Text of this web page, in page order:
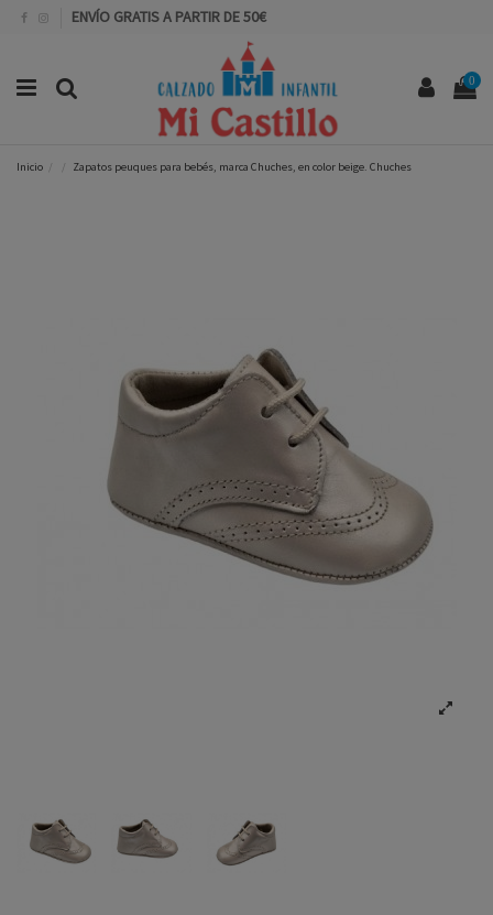
ENVÍO GRATIS A PARTIR DE 50€
0
Inicio Zapatos peuques para bebés, marca Chuches, en color beige. Chuches